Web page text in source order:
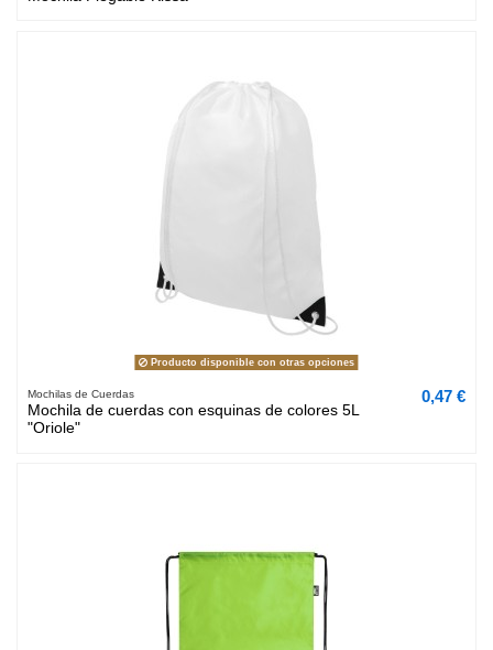
Producto disponible con otras opciones
Mochilas de Cuerdas
Mochila de cuerdas con esquinas de colores 5L
"Oriole"
0,47 €